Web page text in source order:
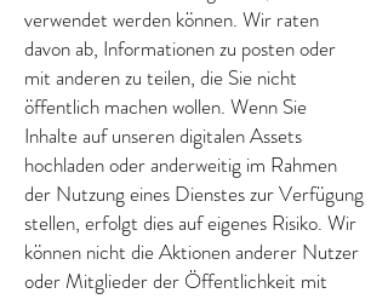
verwendet werden können. Wir raten
davon ab, Informationen zu posten oder
mit anderen zu teilen, die Sie nicht
öffentlich machen wollen. Wenn Sie
Inhalte auf unseren digitalen Assets
hochladen oder anderweitig im Rahmen
der Nutzung eines Dienstes zur Verfügung
stellen, erfolgt dies auf eigenes Risiko. Wir
können nicht die Aktionen anderer Nutzer
oder Mitglieder der Öffentlichkeit mit